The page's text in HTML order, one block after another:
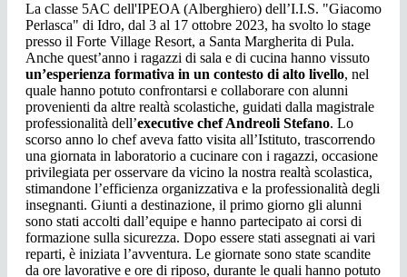
La classe 5AC dell'IPEOA (Alberghiero) dell’I.I.S. "Giacomo
Perlasca" di Idro, dal 3 al 17 ottobre 2023, ha svolto lo stage
presso il Forte Village Resort, a Santa Margherita di Pula.
Anche quest’anno i ragazzi di sala e di cucina hanno vissuto
un’esperienza formativa in un contesto di alto livello, nel
quale hanno potuto confrontarsi e collaborare con alunni
provenienti da altre realtà scolastiche, guidati dalla magistrale
professionalità dell’executive chef Andreoli Stefano. Lo
scorso anno lo chef aveva fatto visita all’Istituto, trascorrendo
una giornata in laboratorio a cucinare con i ragazzi, occasione
privilegiata per osservare da vicino la nostra realtà scolastica,
stimandone l’efficienza organizzativa e la professionalità degli
insegnanti. Giunti a destinazione, il primo giorno gli alunni
sono stati accolti dall’equipe e hanno partecipato ai corsi di
formazione sulla sicurezza. Dopo essere stati assegnati ai vari
reparti, è iniziata l’avventura. Le giornate sono state scandite
da ore lavorative e ore di riposo, durante le quali hanno potuto